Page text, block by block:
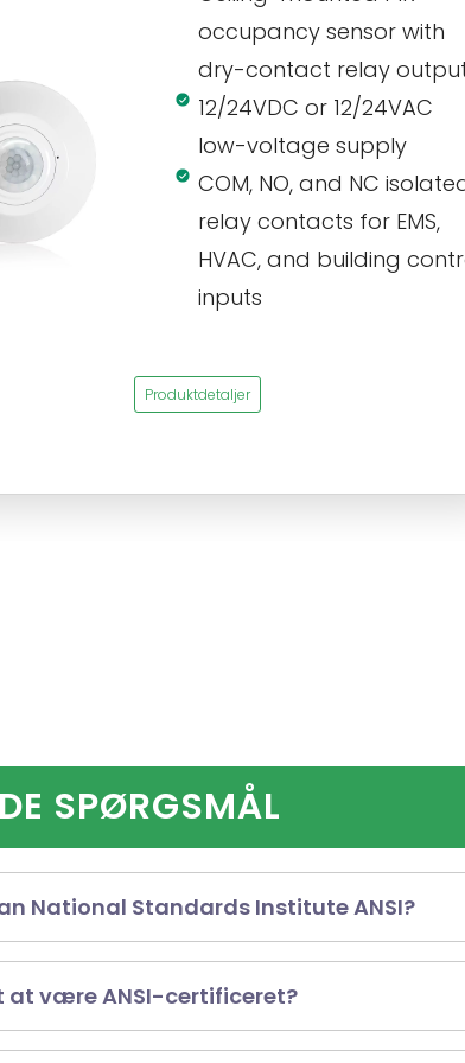
occupancy sensor with
dry-contact relay
12/24VDC or 12/24VAC
low-voltage supply
COM, NO, and NC
relay contacts for EMS,
HVAC, and building
inputs
Produktdetaljer
SPØRGSMÅL
National Standards Institute ANSI?
Standards Institute er ansvarlig for at føre
standarder og
at være ANSI-certificeret?